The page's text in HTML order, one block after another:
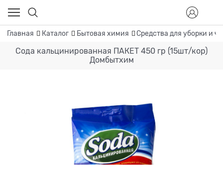
Главная Каталог Бытовая химия Средства для уборки и
Сода кальцинированная ПАКЕТ 450 гр (15шт/кор)
Домбытхим